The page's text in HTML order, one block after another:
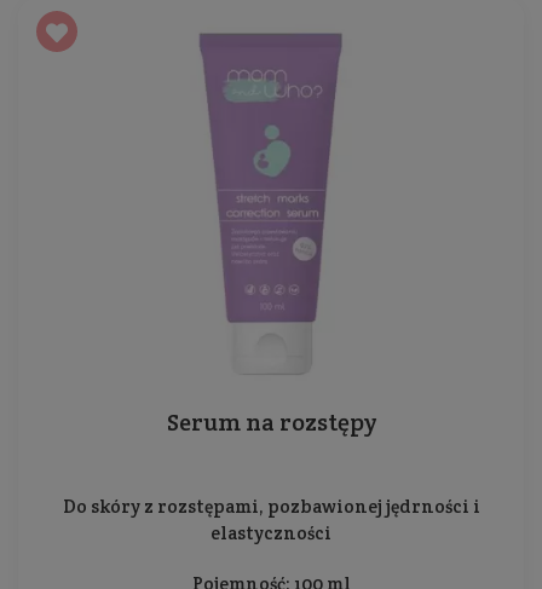
Serum na rozstępy
Do skóry z rozstępami, pozbawionej jędrności i
elastyczności
Pojemność: 100 ml